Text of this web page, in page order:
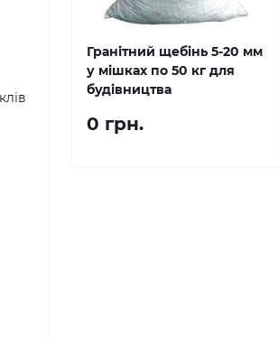
Гранітний щебінь 5-20 мм
у мішках по 50 кг для
будівництва
0 грн.